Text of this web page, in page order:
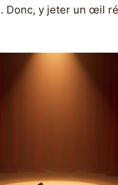
Donc, y jeter un œil